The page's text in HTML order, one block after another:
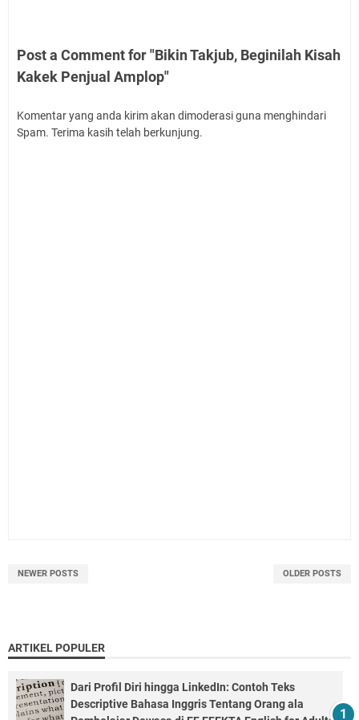
Post a Comment for "Bikin Takjub, Beginilah Kisah
Kakek Penjual Amplop"
Komentar yang anda kirim akan dimoderasi guna menghindari
Spam. Terima kasih telah berkunjung.
NEWER POSTS OLDER POSTS
ARTIKEL POPULER
Dari Profil Diri hingga LinkedIn: Contoh Teks
Descriptive Bahasa Inggris Tentang Orang ala